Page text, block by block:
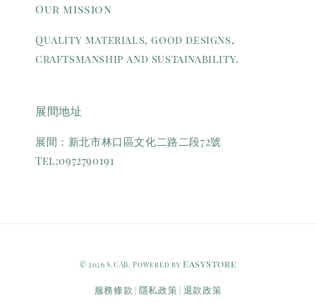
Our mission
Quality materials, good designs,
craftsmanship and sustainability.
展間地址
展間：新北市林口區文化二路二段72號
Tel:0972790191
© 2026 S.CAB. Powered by EasyStore
服務條款 隱私政策 退款政策